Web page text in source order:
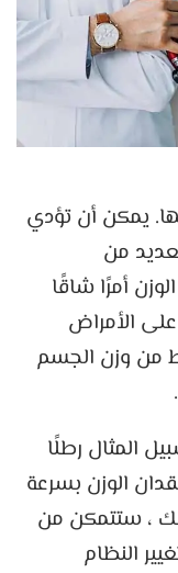
يمكن أن تؤدي
من
أمرًا شاقًا
الأمراض
، فإن فقدان 10٪ فقط من وزن الجسم
المثال رطلًا
الوزن بسرعة
، ستتمكن من
النظام